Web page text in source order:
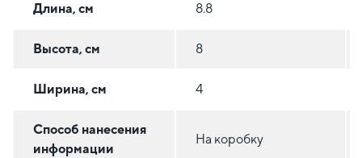
Длина, см 8.8
Высота, см 8
Ширина, см 4
Способ нанесения
информации
На коробку